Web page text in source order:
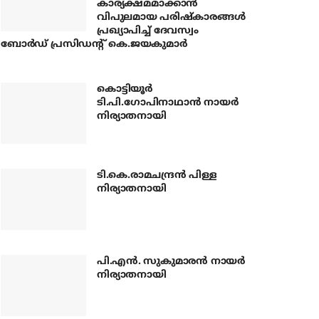
കാര്യക്ഷമമാക്കാന്‍
വിപുലമായ പരിഷ്‌കാരങ്ങള്‍
പ്രഖ്യാപിച്ച് ദേവസ്വം
ബോര്‍ഡ് പ്രസിഡന്റ് കെ.ജയകുമാര്‍
കൊട്ടിയൂര്‍
ടി.പി.ഗോപിനാഥാന്‍ നായര്‍
നിര്യാതനായി
ടി.കെ.രാമചന്ദ്രന്‍ പിള്ള
നിര്യാതനായി
പി.എന്‍. സുകുമാരന്‍ നായര്‍
നിര്യാതനായി